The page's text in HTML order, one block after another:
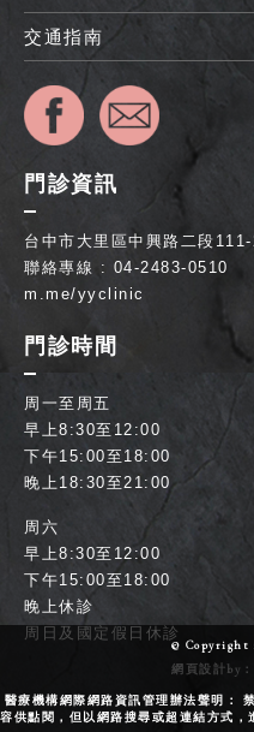
交通指南
門診資訊
台中市大里區中興路二段
聯絡專線 : 04-2483-0510
m.me/yyclinic
門診時間
周一至周五
早上8:30至12:00
下午15:00至18:00
晚上18:30至21:00
周六
早上8:30至12:00
下午15:00至18:00
晚上休診
周日及國定假日休診
© Copyright
網頁設計 by
醫療機構網際網路資訊管理辦法聲明：
容供點閱，但以網路搜尋或超連結方式